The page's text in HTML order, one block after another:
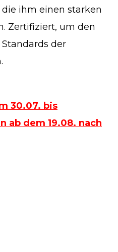
ihm einen starken
Zertifiziert, um den
der
30.07. bis
ab dem 19.08. nach